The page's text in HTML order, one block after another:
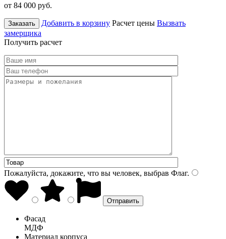
от 84 000 руб.
Заказать Добавить в корзину Расчет цены Вызвать
замерщика
Получить расчет
Пожалуйста, докажите, что вы человек, выбрав Флаг.
Фасад
МДФ
Материал корпуса